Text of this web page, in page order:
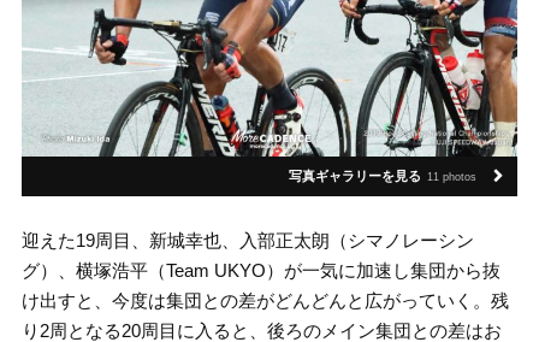
写真ギャラリーを見る 11 photos
迎えた19周目、新城幸也、入部正太朗（シマノレーシン
グ）、横塚浩平（Team UKYO）が一気に加速し集団から抜
け出すと、今度は集団との差がどんどんと広がっていく。残
り2周となる20周目に入ると、後ろのメイン集団との差はお